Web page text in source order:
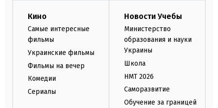
Кино
Самые интересные
фильмы
Украинские фильмы
Фильмы на вечер
Комедии
Сериалы
Новости Учебы
Министерство
образования и науки
Украины
Школа
НМТ 2026
Саморазвитие
Обучение за границей